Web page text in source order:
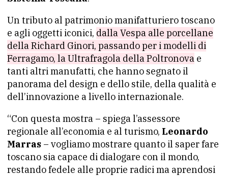
Un tributo al patrimonio manifatturiero toscano
e agli oggetti iconici, dalla Vespa alle porcellane
della Richard Ginori, passando per i modelli di
Ferragamo, la Ultrafragola della Poltronova e
tanti altri manufatti, che hanno segnato il
panorama del design e dello stile, della qualità e
dell’innovazione a livello internazionale.
“Con questa mostra – spiega l’assessore
regionale all’economia e al turismo, Leonardo
Marras – vogliamo mostrare quanto il saper fare
toscano sia capace di dialogare con il mondo,
restando fedele alle proprie radici ma aprendosi